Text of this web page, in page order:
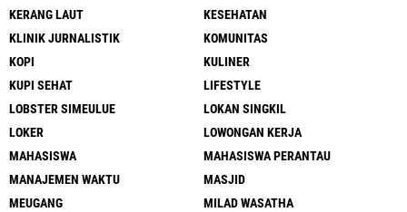
KERANG LAUT
KESEHATAN
KLINIK JURNALISTIK
KOMUNITAS
KOPI
KULINER
KUPI SEHAT
LIFESTYLE
LOBSTER SIMEULUE
LOKAN SINGKIL
LOKER
LOWONGAN KERJA
MAHASISWA
MAHASISWA PERANTAU
MANAJEMEN WAKTU
MASJID
MEUGANG
MILAD WASATHA